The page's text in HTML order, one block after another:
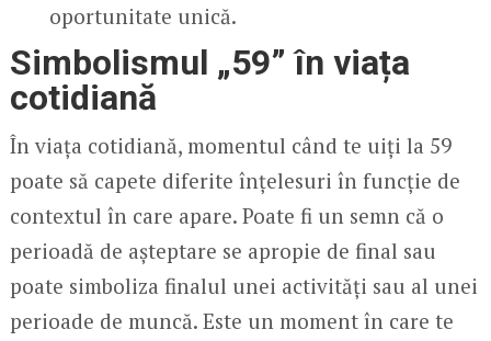
oportunitate unică.
Simbolismul „59” în viața
cotidiană
În viața cotidiană, momentul când te uiți la 59
poate să capete diferite înțelesuri în funcție de
contextul în care apare. Poate fi un semn că o
perioadă de așteptare se apropie de final sau
poate simboliza finalul unei activități sau al unei
perioade de muncă. Este un moment în care te